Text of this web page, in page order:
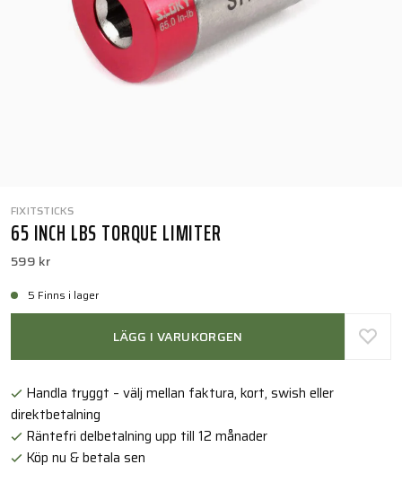
FIXITSTICKS
65 INCH LBS TORQUE LIMITER
599 kr
5 Finns i lager
LÄGG I VARUKORGEN
Handla tryggt – välj mellan faktura, kort, swish eller
direktbetalning
Räntefri delbetalning upp till 12 månader
Köp nu & betala sen